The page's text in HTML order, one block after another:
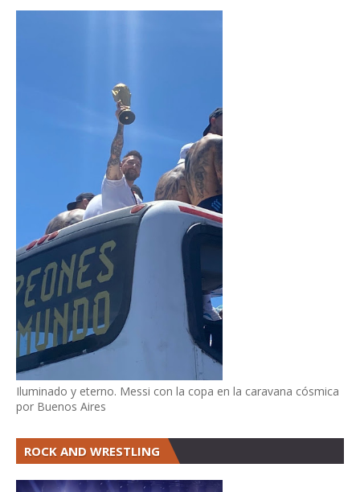
Iluminado y eterno. Messi con la copa en la caravana cósmica
por Buenos Aires
ROCK AND WRESTLING